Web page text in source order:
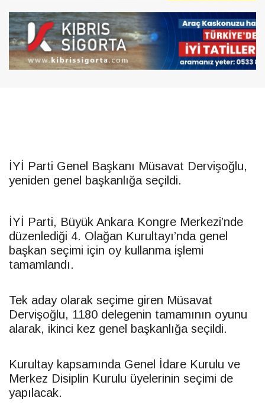
İYİ Parti Genel Başkanı Müsavat Dervişoğlu,
yeniden genel başkanlığa seçildi.
İYİ Parti, Büyük Ankara Kongre Merkezi’nde
düzenlediği 4. Olağan Kurultayı’nda genel
başkan seçimi için oy kullanma işlemi
tamamlandı.
Tek aday olarak seçime giren Müsavat
Dervişoğlu, 1180 delegenin tamamının oyunu
alarak, ikinci kez genel başkanlığa seçildi.
Kurultay kapsamında Genel İdare Kurulu ve
Merkez Disiplin Kurulu üyelerinin seçimi de
yapılacak.